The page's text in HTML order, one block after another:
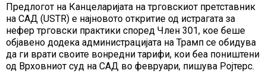
Предлогот на Канцеларијата на трговскиот претставник
на САД (USTR) е најновото откритие од истрагата за
нефер трговски практики според Член 301, кое беше
објавено додека администрацијата на Трамп се обидува
да ги врати своите вонредни тарифи, кои беа поништени
од Врховниот суд на САД во февруари, пишува Ројтерс.